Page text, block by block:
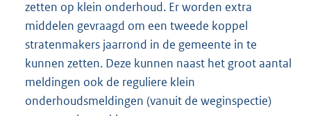
zetten op klein onderhoud. Er worden extra
middelen gevraagd om een tweede koppel
stratenmakers jaarrond in de gemeente in te
kunnen zetten. Deze kunnen naast het groot aantal
meldingen ook de reguliere klein
onderhoudsmeldingen (vanuit de weginspectie)